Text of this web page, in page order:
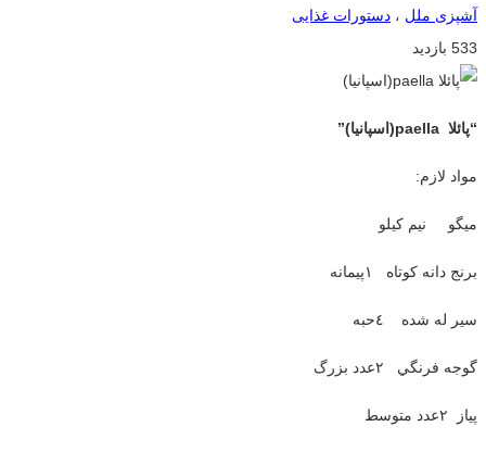
آشپزی ملل ، دستورات غذایی
533 بازدید
“پائلا paella(اسپانیا)”
مواد لازم:
ميگو نيم كيلو
برنج دانه كوتاه ١پيمانه
سير له شده ٤حبه
گوجه فرنگي ٢عدد بزرگ
پياز ٢عدد متوسط